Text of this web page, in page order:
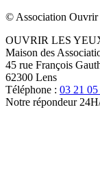
© Association Ouvrir
OUVRIR LES
Maison des
45 rue François
62300 Lens
Téléphone : 03 21
Notre répondeur